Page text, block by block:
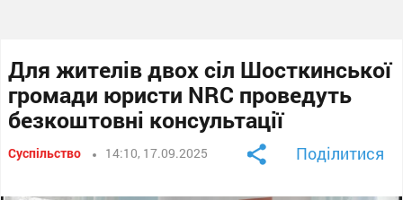
Для жителів двох сіл Шосткинської
громади юристи NRC проведуть
безкоштовні консультації
Суспільство 14:10, 17.09.2025 Поділитися